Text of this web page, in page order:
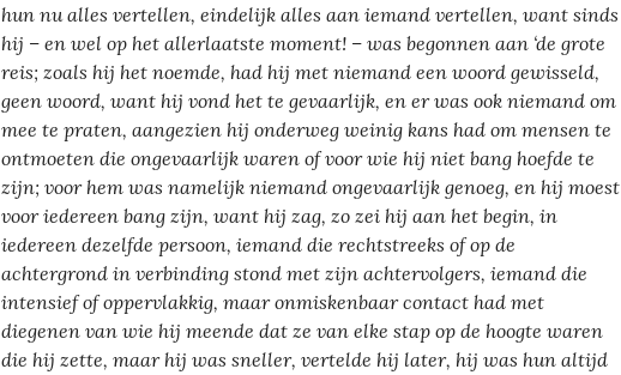
hun nu alles vertellen, eindelijk alles aan iemand vertellen, want sinds
hij – en wel op het allerlaatste moment! – was begonnen aan ‘de grote
reis; zoals hij het noemde, had hij met niemand een woord gewisseld,
geen woord, want hij vond het te gevaarlijk, en er was ook niemand om
mee te praten, aangezien hij onderweg weinig kans had om mensen te
ontmoeten die ongevaarlijk waren of voor wie hij niet bang hoefde te
zijn; voor hem was namelijk niemand ongevaarlijk genoeg, en hij moest
voor iedereen bang zijn, want hij zag, zo zei hij aan het begin, in
iedereen dezelfde persoon, iemand die rechtstreeks of op de
achtergrond in verbinding stond met zijn achtervolgers, iemand die
intensief of oppervlakkig, maar onmiskenbaar contact had met
diegenen van wie hij meende dat ze van elke stap op de hoogte waren
die hij zette, maar hij was sneller, vertelde hij later, hij was hun altijd